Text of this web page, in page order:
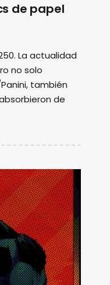
de papel
La actualidad
no solo
también
de